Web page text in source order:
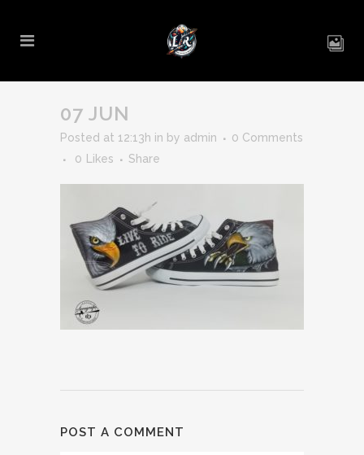
07 JUN
Posted at 12:13h in by admin
0 Comments
0
Likes Share
POST A COMMENT